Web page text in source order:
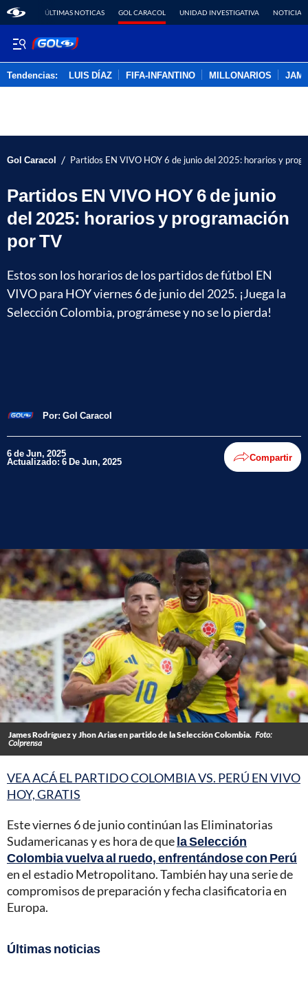
ÚLTIMAS NOTICAS GOL CARACOL UNIDAD INVESTIGATIVA NOTICIAS
Tendencias: LUIS DÍAZ FIFA-INFANTINO MILLONARIOS
Gol Caracol / Partidos EN VIVO HOY 6 de junio del 2025: horarios y
Partidos EN VIVO HOY 6 de junio
del 2025: horarios y programación
por TV
Estos son los horarios de los partidos de fútbol EN
VIVO para HOY viernes 6 de junio del 2025. ¡Juega la
Selección Colombia, prográmese y no se lo pierda!
Por: Gol Caracol
6 de Jun, 2025
Actualizado: 6 De Jun, 2025 Compartir
James Rodríguez y Jhon Arias en partido de la Selección Colombia. Foto:
Colprensa
VEA ACÁ EL PARTIDO COLOMBIA VS. PERÚ EN VIVO
HOY, GRATIS
Este viernes 6 de junio continúan las Eliminatorias
Sudamericanas y es hora de quela Selección
Colombia vuelva al ruedo, enfrentándose con Perú
en el estadio Metropolitano. También hay una serie de
compromisos de preparación y fecha clasificatoria en
Europa.
Últimas noticias